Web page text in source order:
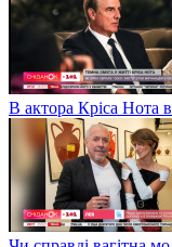
В актора Кріса Нота